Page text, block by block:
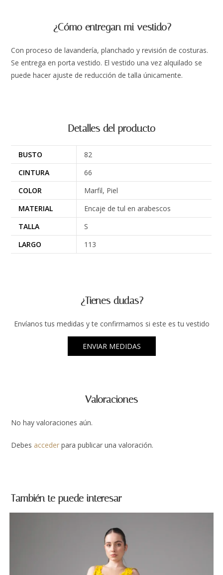
¿Cómo entregan mi vestido?
Con proceso de lavandería, planchado y revisión de costuras.
Se entrega en porta vestido. El vestido una vez alquilado se
puede hacer ajuste de reducción de talla únicamente.
Detalles del producto
BUSTO
82
CINTURA
66
COLOR
Marfil, Piel
MATERIAL
Encaje de tul en arabescos
TALLA
S
LARGO
113
¿Tienes dudas?
Envíanos tus medidas y te confirmamos si este es tu vestido
ENVIAR MEDIDAS
Valoraciones
No hay valoraciones aún.
Debes acceder para publicar una valoración.
También te puede interesar